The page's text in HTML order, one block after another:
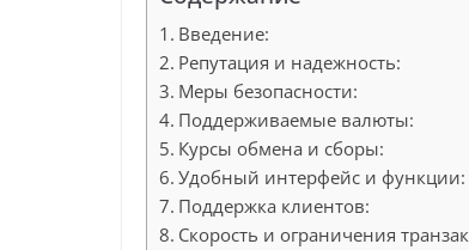
Введение:
Репутация и надежность:
Меры безопасности:
Поддерживаемые валюты:
Курсы обмена и сборы:
Удобный интерфейс и функции:
Поддержка клиентов:
Скорость и ограничения